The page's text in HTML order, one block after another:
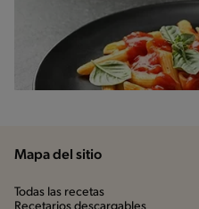
Mapa del sitio
Todas las recetas